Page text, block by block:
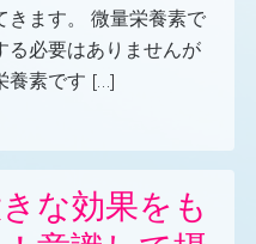
きます。 微量栄養素で
る必要はありませんが
養素です […]
な効果をも